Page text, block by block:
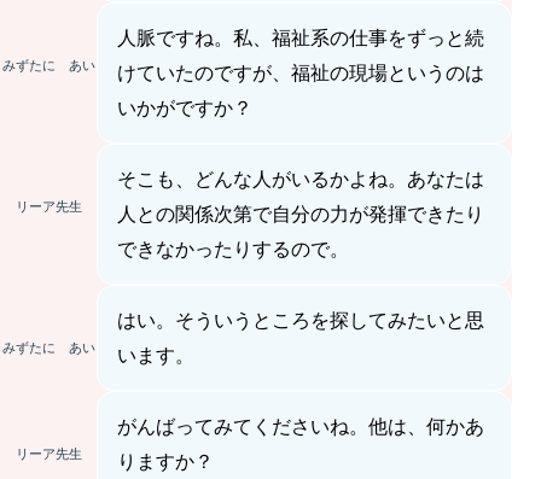
みずたに あい
人脈ですね。私、福祉系の仕事をずっと続
けていたのですが、福祉の現場というのは
いかがですか？
リーア先生
そこも、どんな人がいるかよね。あなたは
人との関係次第で自分の力が発揮できたり
できなかったりするので。
みずたに あい
はい。そういうところを探してみたいと思
います。
リーア先生
がんばってみてくださいね。他は、何かあ
りますか？